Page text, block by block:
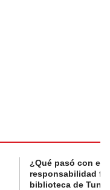
¿Qué pasó con el
responsabilidad
biblioteca de